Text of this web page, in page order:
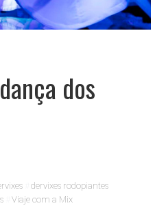
dos
dervixes rodopiantes
Viaje com a Mix